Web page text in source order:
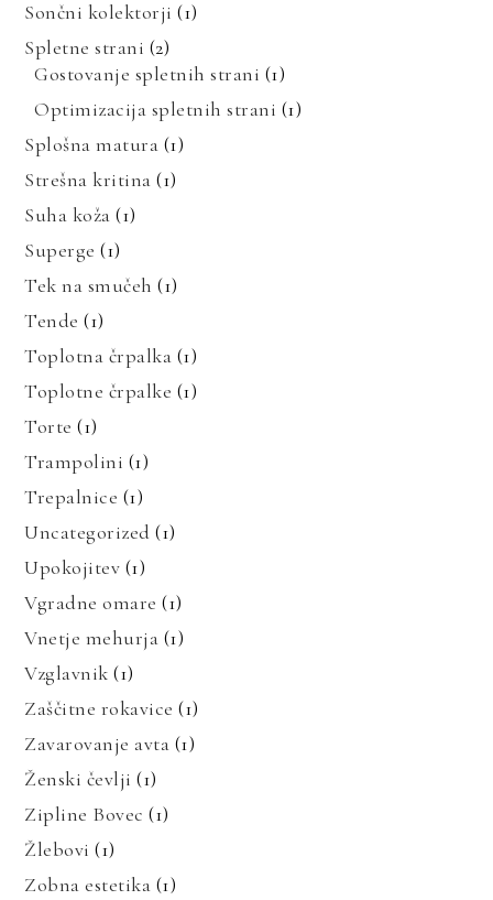
Sončni kolektorji (1)
Spletne strani (2)
Gostovanje spletnih strani (1)
Optimizacija spletnih strani (1)
Splošna matura (1)
Strešna kritina (1)
Suha koža (1)
Superge (1)
Tek na smučeh (1)
Tende (1)
Toplotna črpalka (1)
Toplotne črpalke (1)
Torte (1)
Trampolini (1)
Trepalnice (1)
Uncategorized (1)
Upokojitev (1)
Vgradne omare (1)
Vnetje mehurja (1)
Vzglavnik (1)
Zaščitne rokavice (1)
Zavarovanje avta (1)
Ženski čevlji (1)
Zipline Bovec (1)
Žlebovi (1)
Zobna estetika (1)